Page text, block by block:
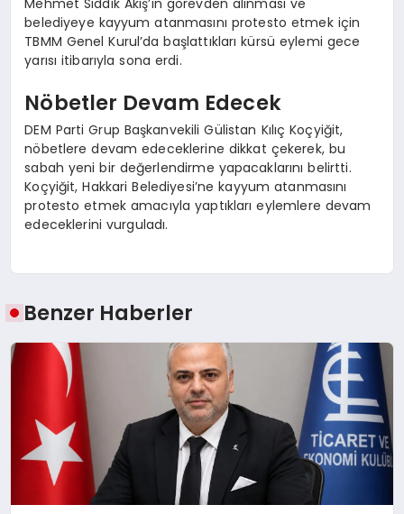
belediyeye kayyum atanmasını protesto etmek için
TBMM Genel Kurul’da başlattıkları kürsü eylemi gece
yarısı itibarıyla sona erdi.
Nöbetler Devam Edecek
DEM Parti Grup Başkanvekili Gülistan Kılıç Koçyiğit,
nöbetlere devam edeceklerine dikkat çekerek, bu
sabah yeni bir değerlendirme yapacaklarını belirtti.
Koçyiğit, Hakkari Belediyesi’ne kayyum atanmasını
protesto etmek amacıyla yaptıkları eylemlere devam
edeceklerini vurguladı.
Benzer Haberler